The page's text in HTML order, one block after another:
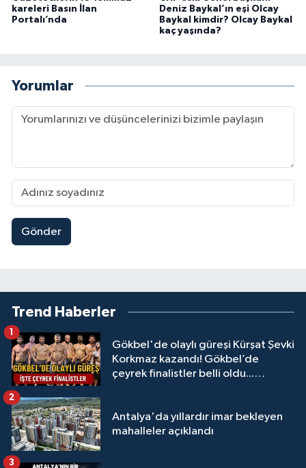
kareleri Basın İlan
Portalı’nda
Deniz Baykal’ın eşi Olcay
Baykal kimdir? Olcay Baykal
kaç yaşında?
Yorumlar
Gönder
Trend Haberler
Gökbel'de olaylı güreşi Kürşat Şevki
Korkmaz kazandı! Gökbel’de
çeyrek finalistler belli oldu...
1
Antalya'da yıllardır imar bekleyen
mahalleler açıklandı
2
3